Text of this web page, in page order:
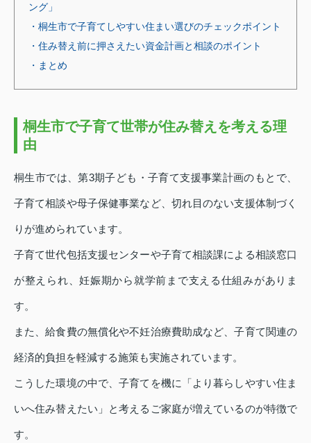
ング」
・桐生市で子育てしやすい住まい選びのチェックポイント
・住み替え前に押さえたい資金計画と相談のポイント
・まとめ
桐生市で子育て世帯が住み替えを考える理
由
桐生市では、第3期子ども・子育て支援事業計画のもとで、
子育て相談や母子保健事業など、切れ目のない支援体制づく
りが進められています。
子育て世代包括支援センターや子育て相談課による相談窓口
が整えられ、妊娠期から就学前まで支える仕組みがありま
す。
また、給食費の無償化や不妊治療費助成など、子育て関連の
経済的負担を軽減する施策も実施されています。
こうした環境の中で、子育てを機に「より暮らしやすい住ま
いへ住み替えたい」と考えるご家庭が増えているのが特徴で
す。